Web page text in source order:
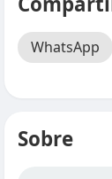
WhatsApp
Sobre